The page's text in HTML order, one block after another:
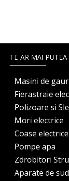
TE-AR MAI PUTEA
Masini de
Fierastraie
Polizoare si
Mori electrice
Coase
Pompe apa
Zdrobitori
Aparate de